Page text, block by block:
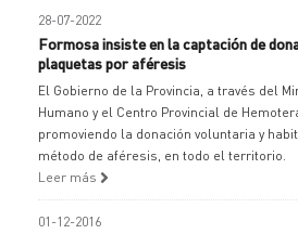
28-07-2022
Formosa insiste en la captación de
plaquetas por aféresis
El Gobierno de la Provincia, a través del
Humano y el Centro Provincial de
promoviendo la donación voluntaria y
método de aféresis, en todo el territorio.
Leer más
01-12-2016